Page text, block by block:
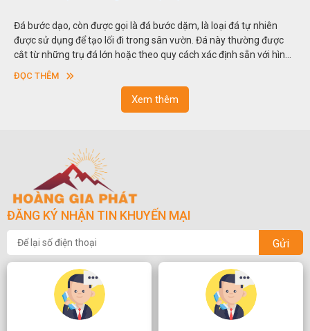
dạo, còn được gọi là đá bước dặm, là loại đá tự nhiên
sử dụng để tạo lối đi trong sân vườn. Đá này thường được
những trụ đá lớn hoặc theo quy cách xác định sẵn với hình
hoặc hình chữ nhật và có độ dày khác nhau.
THÊM
thu
trong
Xem thêm
ĐĂNG KÝ NHẬN TIN KHUYẾN MẠI
Gửi